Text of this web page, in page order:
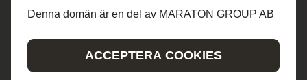
© MARATON GROUP AB 2019-2022
Denna domän är en del av MARATON GROUP AB
ACCEPTERA COOKIES